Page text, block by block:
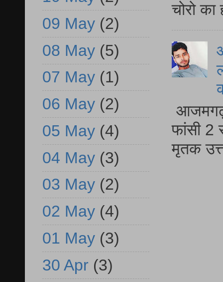
चोरो
आजमगढ़
फांसी 2
मृतक
09 May (2)
08 May (5)
07 May (1)
06 May (2)
05 May (4)
04 May (3)
03 May (2)
02 May (4)
01 May (3)
30 Apr (3)